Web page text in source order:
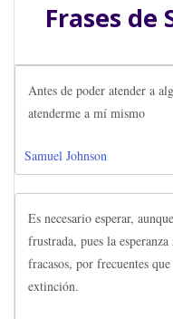
Frases de
Antes de poder atender a
atenderme a mí mismo
Samuel Johnson
Es necesario esperar,
frustrada, pues la
fracasos, por frecuentes
extinción.